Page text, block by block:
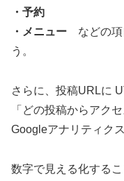
・予約
・メニュー などの項
う。
さらに、投稿URLに
「どの投稿からアク
Googleアナリティク
数字で見える化する